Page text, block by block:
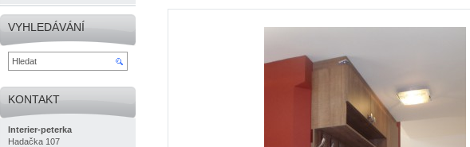
VYHLEDÁVÁNÍ
KONTAKT
Interier-peterka
Hadačka 107